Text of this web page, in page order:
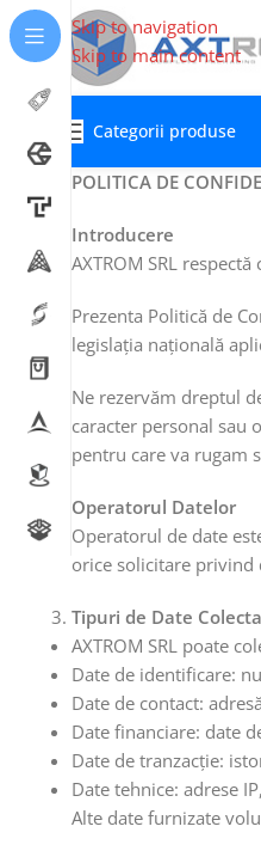
Skip to navigation
Skip to main content
Categorii produse
POLITICA DE
Introducere
AXTROM SRL
Prezenta Politică de
legislația națională
Ne rezervăm dreptul
caracter personal sau
pentru care va rugam
Operatorul Datelor
Operatorul de date
orice solicitare privind
Tipuri de Date
AXTROM SRL poate
Date de identificare:
Date de contact:
Date financiare: date
Date de tranzacție:
Date tehnice: adrese
Alte date furnizate